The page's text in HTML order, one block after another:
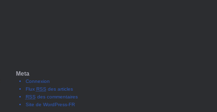
Meta
Connexion
Flux RSS des articles
RSS des commentaires
Site de WordPress-FR